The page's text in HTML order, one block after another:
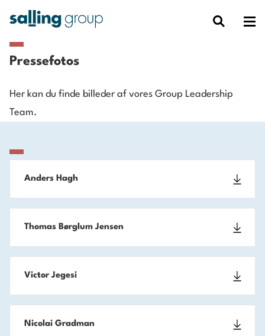
Pressefotos
Her kan du finde billeder af vores Group Leadership
Team.
Anders Hagh
Thomas Børglum Jensen
Victor Jegesi
Nicolai Gradman